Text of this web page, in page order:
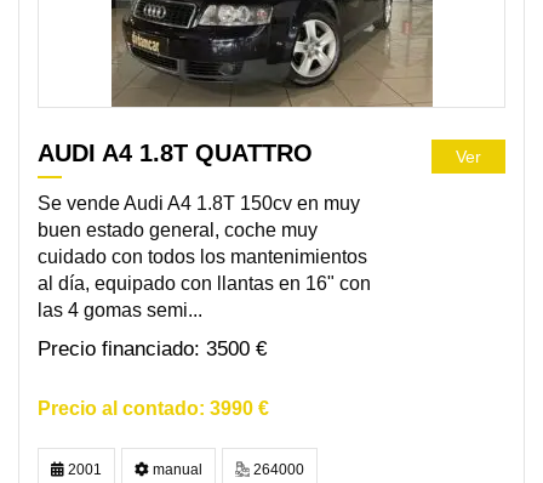
AUDI A4 1.8T QUATTRO
Se vende Audi A4 1.8T 150cv en muy
buen estado general, coche muy
cuidado con todos los mantenimientos
al día, equipado con llantas en 16" con
las 4 gomas semi...
3500 €
3990 €
Ver
2001 manual 264000